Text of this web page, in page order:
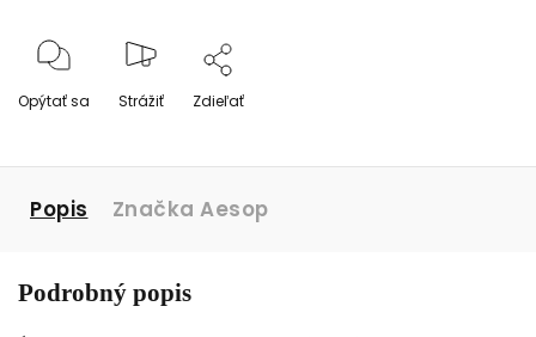
Opýtať sa Strážiť Zdieľať
Popis Značka Aesop
Podrobný popis